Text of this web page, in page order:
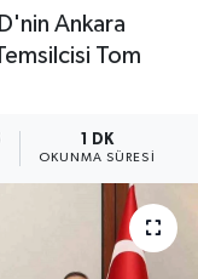
Ankara
Tom
1 DK
OKUNMA SÜRESI